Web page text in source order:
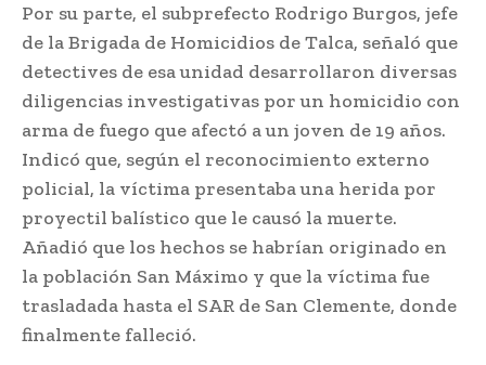
Por su parte, el subprefecto Rodrigo Burgos, jefe
de la Brigada de Homicidios de Talca, señaló que
detectives de esa unidad desarrollaron diversas
diligencias investigativas por un homicidio con
arma de fuego que afectó a un joven de 19 años.
Indicó que, según el reconocimiento externo
policial, la víctima presentaba una herida por
proyectil balístico que le causó la muerte.
Añadió que los hechos se habrían originado en
la población San Máximo y que la víctima fue
trasladada hasta el SAR de San Clemente, donde
finalmente falleció.